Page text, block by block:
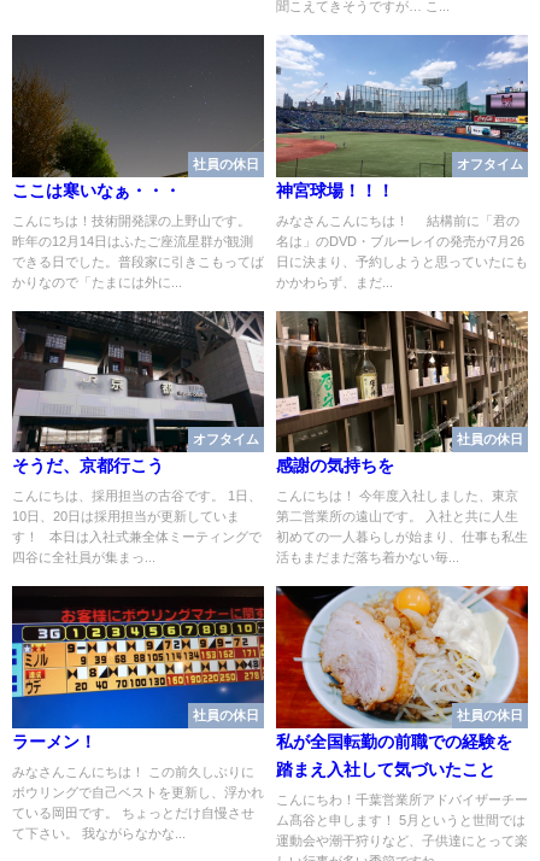
聞こえてきそうですが… こ...
社員の休日
ここは寒いなぁ・・・
こんにちは！技術開発課の上野山です。
昨年の12月14日はふたご座流星群が観測
できる日でした。普段家に引きこもってば
かりなので「たまには外に...
オフタイム
神宮球場！！！
みなさんこんにちは！ 結構前に「君の
名は」のDVD・ブルーレイの発売が7月26
日に決まり、予約しようと思っていたにも
かかわらず、まだ...
オフタイム
そうだ、京都行こう
こんにちは、採用担当の古谷です。 1日、
10日、20日は採用担当が更新していま
す！ 本日は入社式兼全体ミーティングで
四谷に全社員が集まっ...
社員の休日
感謝の気持ちを
こんにちは！ 今年度入社しました、東京
第二営業所の遠山です。 入社と共に人生
初めての一人暮らしが始まり、仕事も私生
活もまだまだ落ち着かない毎...
社員の休日
ラーメン！
みなさんこんにちは！ この前久しぶりに
ボウリングで自己ベストを更新し、浮かれ
ている岡田です。 ちょっとだけ自慢させ
て下さい。 我ながらなかな...
社員の休日
私が全国転勤の前職での経験を
踏まえ入社して気づいたこと
こんにちわ！千葉営業所アドバイザーチー
ム髙谷と申します！ 5月というと世間では
運動会や潮干狩りなど、子供達にとって楽